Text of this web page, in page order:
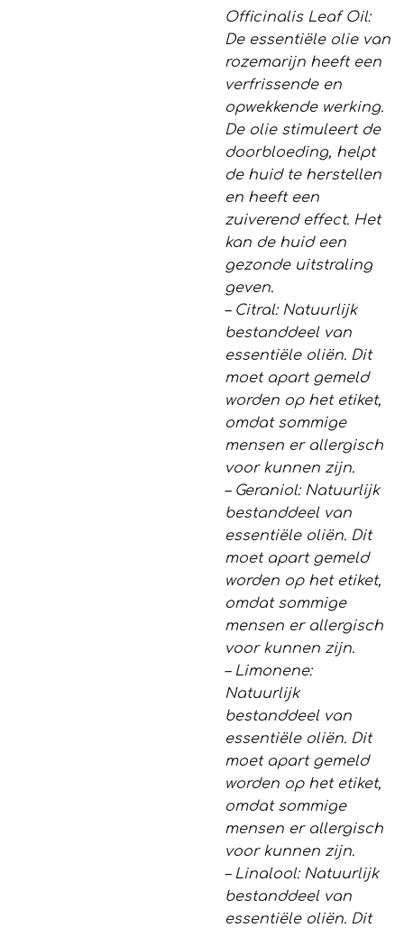
Officinalis Leaf Oil:
De essentiële olie van
rozemarijn heeft een
verfrissende en
opwekkende werking.
De olie stimuleert de
doorbloeding, helpt
de huid te herstellen
en heeft een
zuiverend effect. Het
kan de huid een
gezonde uitstraling
geven.
– Citral: Natuurlijk
bestanddeel van
essentiële oliën. Dit
moet apart gemeld
worden op het etiket,
omdat sommige
mensen er allergisch
voor kunnen zijn.
– Geraniol: Natuurlijk
bestanddeel van
essentiële oliën. Dit
moet apart gemeld
worden op het etiket,
omdat sommige
mensen er allergisch
voor kunnen zijn.
– Limonene:
Natuurlijk
bestanddeel van
essentiële oliën. Dit
moet apart gemeld
worden op het etiket,
omdat sommige
mensen er allergisch
voor kunnen zijn.
– Linalool: Natuurlijk
bestanddeel van
essentiële oliën. Dit